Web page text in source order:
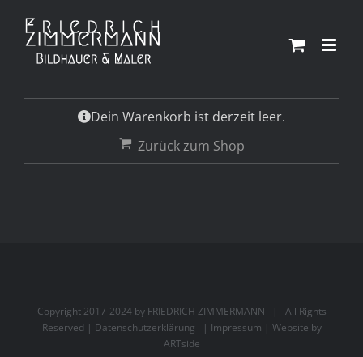
Zum
Inhalt
Dein Warenkorb ist derzeit leer.
Zurück zum Shop
Copyright 2017-2024 by FRIEDRICH ZIMMERMANN | All Rights
Reserved | Datenschutzerklärung | Impressum | Website by
ARTside